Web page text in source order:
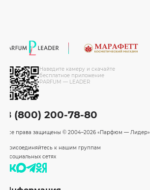
Наведите камеру и скачайте
бесплатное приложение
PARFUM — LEADER
8 (800) 200-78-80
Все права защищены © 2004–2026 «Парфюм — Лидер»
Присоединяйтесь к нашим группам
в социальных сетях